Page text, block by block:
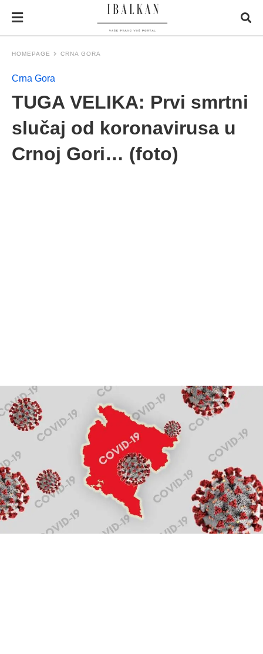
HOMEPAGE CRNA GORA
Crna Gora
TUGA VELIKA: Prvi smrtni
slučaj od koronavirusa u
Crnoj Gori… (foto)